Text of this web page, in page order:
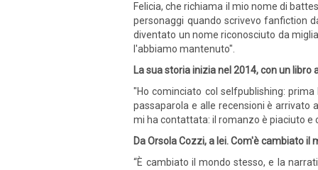
Felicia, che richiama il mio nome di
personaggi quando scrivevo fanfiction
diventato un nome riconosciuto da
l'abbiamo mantenuto".
La sua storia inizia nel 2014, con un libro
"Ho cominciato col selfpublishing:
passaparola e alle recensioni è arrivato
mi ha contattata: il romanzo è piaciuto e
Da Orsola Cozzi, a lei. Com'è cambiato
“È cambiato il mondo stesso, e la